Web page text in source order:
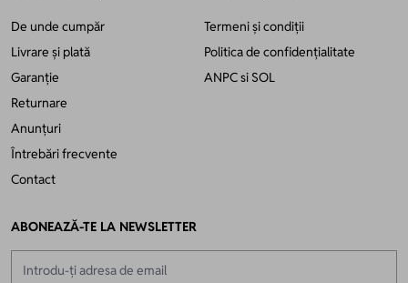
De unde cumpăr
Livrare și plată
Garanție
Returnare
Anunțuri
Întrebări frecvente
Contact
Termeni și condiții
Politica de confidențialitate
ANPCsi SOL
ABONEAZĂ-TE LA NEWSLETTER